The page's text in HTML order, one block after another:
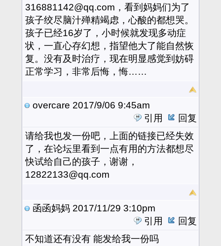
316881142@qq.com，看到妈妈们为了
孩子绞尽脑汁殚精竭虑，心酸的都想哭。
孩子已经16岁了，小时候就发现多动症
状，一直心存幻想，指望他大了能自然恢
复。没有及时治疗，现在明显感觉到妨碍
正常学习，非常后悔，悔……
overcare 2017/9/06 9:45am
引用
回复
请给我也发一份吧，上面的链接已经失效
了，在论坛里看到一点有用的方法都想尽
快试给自己的孩子，谢谢，
12822133@qq.com
函函妈妈 2017/11/29 3:10pm
引用
回复
不知道还有没有 能发给我一份吗